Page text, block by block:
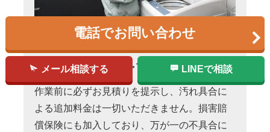
明朗会計＆万全の
アフターフォロー
作業前に必ずお見積りを提示し、汚れ具合に
よる追加料金は一切いただきません。損害賠
償保険にも加入しており、万が一の不具合に
電話でお問い合わせ
メール相談する LINEで相談